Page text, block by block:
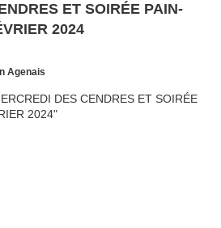
ET SOIRÉE PAIN-
2024
Agenais